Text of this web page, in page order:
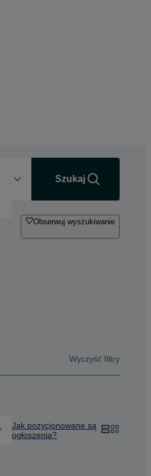
Szukaj
Obserwuj wyszukiwanie
Wyczyść filtry
Jak pozycjonowane są
ogłoszenia?